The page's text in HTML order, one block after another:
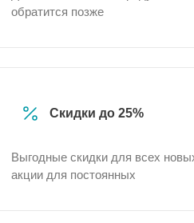
обратится позже
Скидки до 25%
Выгодные скидки для всех
акции для постоянных